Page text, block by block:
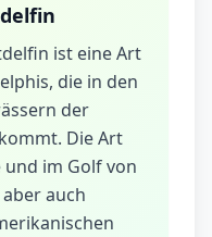
ist eine Art
die in den
der
Die Art
im Golf von
auch